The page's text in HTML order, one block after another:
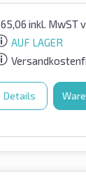
65,06 inkl. MwST
AUF LAGER
Details